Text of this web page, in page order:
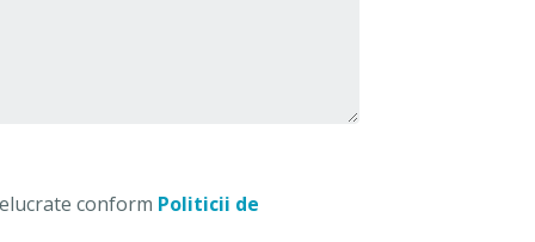
conform Politicii de